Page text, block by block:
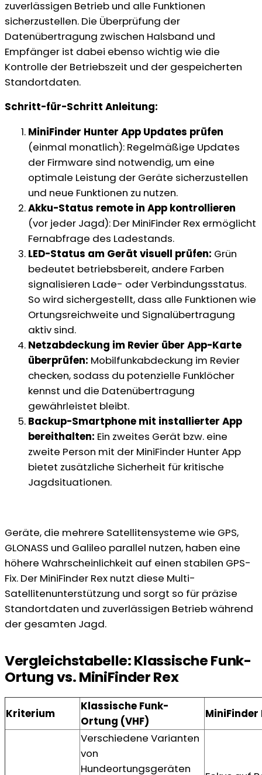
zuverlässigen Betrieb und alle Funktionen
sicherzustellen. Die Überprüfung der
Datenübertragung zwischen Halsband und
Empfänger ist dabei ebenso wichtig wie die
Kontrolle der Betriebszeit und der gespeicherten
Standortdaten.
Schritt-für-Schritt Anleitung:
MiniFinder Hunter App Updates prüfen
(einmal monatlich): Regelmäßige Updates
der Firmware sind notwendig, um eine
optimale Leistung der Geräte sicherzustellen
und neue Funktionen zu nutzen.
Akku-Status remote in App kontrollieren
(vor jeder Jagd): Der MiniFinder Rex ermöglicht
Fernabfrage des Ladestands.
LED-Status am Gerät visuell prüfen: Grün
bedeutet betriebsbereit, andere Farben
signalisieren Lade- oder Verbindungsstatus.
So wird sichergestellt, dass alle Funktionen wie
Ortungsreichweite und Signalübertragung
aktiv sind.
Netzabdeckung im Revier über App-Karte
überprüfen: Mobilfunkabdeckung im Revier
checken, sodass du potenzielle Funklöcher
kennst und die Datenübertragung
gewährleistet bleibt.
Backup-Smartphone mit installierter App
bereithalten: Ein zweites Gerät bzw. eine
zweite Person mit der MiniFinder Hunter App
bietet zusätzliche Sicherheit für kritische
Jagdsituationen.
Geräte, die mehrere Satellitensysteme wie GPS,
GLONASS und Galileo parallel nutzen, haben eine
höhere Wahrscheinlichkeit auf einen stabilen GPS-
Fix. Der MiniFinder Rex nutzt diese Multi-
Satellitenunterstützung und sorgt so für präzise
Standortdaten und zuverlässigen Betrieb während
der gesamten Jagd.
Vergleichstabelle: Klassische Funk-
Ortung vs. MiniFinder Rex
Kriterium
Klassische Funk-
Ortung (VHF)
MiniFinder
Verschiedene Varianten
von
Hundeortungsgeräten